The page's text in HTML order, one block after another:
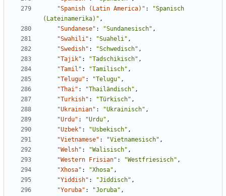
"Spanish (Latin America)" :
"Spanisch
(Lateinamerika)" ,
"Sundanese" : "Sundanesisch" ,
"Swahili" : "Suaheli" ,
"Swedish" : "Schwedisch" ,
"Tajik" : "Tadschikisch" ,
"Tamil" : "Tamilisch" ,
"Telugu" : "Telugu" ,
"Thai" : "Thailändisch" ,
"Turkish" : "Türkisch" ,
"Ukrainian" : "Ukrainisch" ,
"Urdu" : "Urdu" ,
"Uzbek" : "Usbekisch" ,
"Vietnamese" : "Vietnamesisch" ,
"Welsh" : "Walisisch" ,
"Western Frisian" : "Westfriesisch" ,
"Xhosa" : "Xhosa" ,
"Yiddish" : "Jiddisch" ,
"Yoruba" : "Joruba" ,